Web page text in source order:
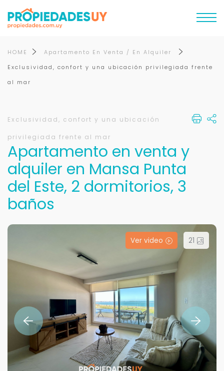
HOME
Apartamento En Venta / En Alquiler
Exclusividad, confort y una ubicación privilegiada frente
al mar
Exclusividad, confort y una ubicación
privilegiada frente al mar
Apartamento en venta y
alquiler en Mansa Punta
del Este, 2 dormitorios, 3
baños
Ver video 21